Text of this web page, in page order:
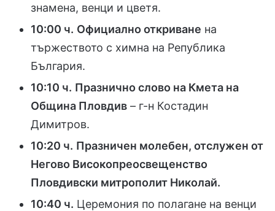
знамена, венци и цветя.
10:00 ч. Официално откриване на
тържеството с химна на Република
България.
10:10 ч. Празнично слово на Кмета на
Община Пловдив – г-н Костадин
Димитров.
10:20 ч. Празничен молебен, отслужен от
Негово Високопреосвещенство
Пловдивски митрополит Николай.
10:40 ч. Церемония по полагане на венци